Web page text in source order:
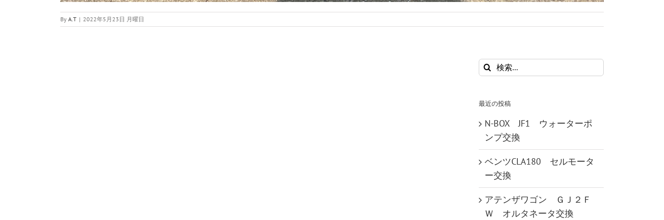
By A.T | 2022年5月23日 月曜日
検
索
最近の投稿
N-BOX JF1 ウォーターポ
ンプ交換
ベンツCLA180 セルモータ
ー交換
アテンザワゴン ＧＪ２Ｆ
Ｗ オルタネータ交換